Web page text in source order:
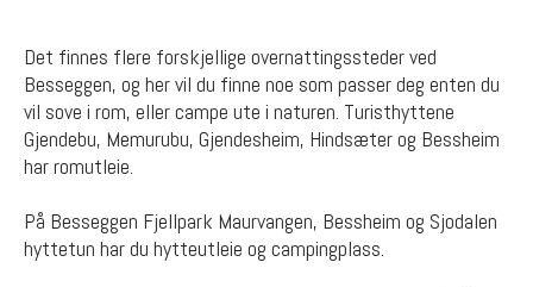
Det finnes flere forskjellige overnattingssteder ved
Besseggen, og her vil du finne noe som passer deg enten du
vil sove i rom, eller campe ute i naturen. Turisthyttene
Gjendebu, Memurubu, Gjendesheim, Hindsæter og Bessheim
har romutleie.
På Besseggen Fjellpark Maurvangen, Bessheim og Sjodalen
hyttetun har du hytteutleie og campingplass.